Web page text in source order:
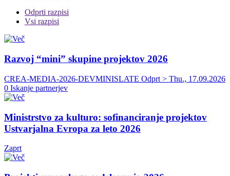
Odprti razpisi
Vsi razpisi
Razvoj “mini” skupine projektov 2026
CREA-MEDIA-2026-DEVMINISLATE Odprt > Thu., 17.09.2026
0 Iskanje partnerjev
Ministrstvo za kulturo: sofinanciranje projektov
Ustvarjalna Evropa za leto 2026
Zaprt